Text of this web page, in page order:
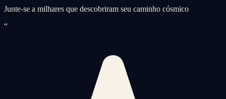
Junte-se a milhares que descobriram seu caminho cósmico
“